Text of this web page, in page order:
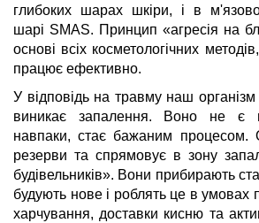
глибоких шарах шкіри, і в
шарі SMAS. Принцип «агресія на
основі всіх косметологічних
працює ефективно.
У відповідь на травму наш
виникає запалення. Воно не є
навпаки, стає бажаним процесом.
резерви та спрямовує в зону
будівельників». Вони прибирають
будують нове і роблять це в умовах
харчування, доставки кисню та